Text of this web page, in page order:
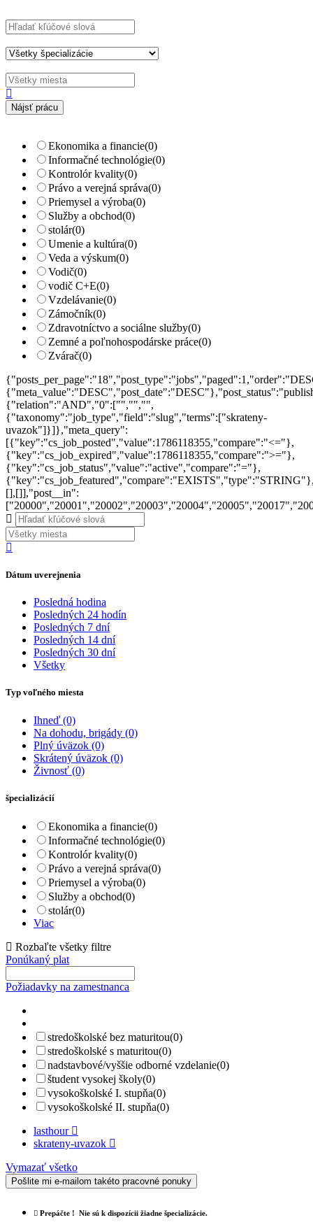
Ekonomika a financie(0)
Informačné technológie(0)
Kontrolór kvality(0)
Právo a verejná správa(0)
Priemysel a výroba(0)
Služby a obchod(0)
stolár(0)
Umenie a kultúra(0)
Veda a výskum(0)
Vodič(0)
vodič C+E(0)
Vzdelávanie(0)
Zámočník(0)
Zdravotníctvo a sociálne služby(0)
Zemné a poľnohospodárske práce(0)
Zvárač(0)
{"relation":"AND","0":["","","",
{"taxonomy":"job_type","field":"slug","terms":["skrateny-
uvazok"]}]},"meta_query":
[{"key":"cs_job_posted","value":1786118355,"compare":"<="},
{"key":"cs_job_expired","value":1786118355,"compare":">="},
{"key":"cs_job_status","value":"active","compare":"="},
[],[]],"post__in":
Dátum uverejnenia
Posledná hodina
Posledných 24 hodín
Posledných 7 dní
Posledných 14 dní
Posledných 30 dní
Všetky
Typ voľného miesta
Ihneď (0)
Na dohodu, brigády (0)
Plný úväzok (0)
Skrátený úväzok (0)
Živnosť (0)
špecializácií
Ekonomika a financie(0)
Informačné technológie(0)
Kontrolór kvality(0)
Právo a verejná správa(0)
Priemysel a výroba(0)
Služby a obchod(0)
stolár(0)
Viac
Rozbaľte všetky filtre
Ponúkaný plat
Požiadavky na zamestnanca
stredoškolské bez maturitou(0)
stredoškolské s maturitou(0)
nadstavbové/vyššie odborné vzdelanie(0)
študent vysokej školy(0)
vysokoškolské I. stupňa(0)
vysokoškolské II. stupňa(0)
lasthour
skrateny-uvazok
Vymazať všetko
Pošlite mi e-mailom takéto pracovné ponuky
Prepáčte ! Nie sú k dispozícii žiadne špecializácie.